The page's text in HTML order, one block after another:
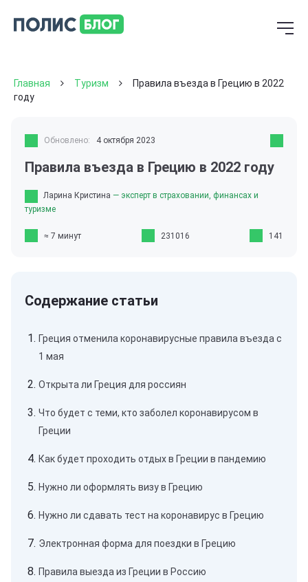
Главная Туризм
Правила въезда в Грецию в 2022
году
Обновлено: 4 октября 2023
Правила въезда в Грецию в 2022 году
Ларина Кристина — эксперт в страховании, финансах и
туризме
≈ 7 минут 231016 141
Греция отменила коронавирусные правила въезда с
1 мая
Открыта ли Греция для россиян
Что будет с теми, кто заболел коронавирусом в
Греции
Как будет проходить отдых в Греции в пандемию
Нужно ли оформлять визу в Грецию
Нужно ли сдавать тест на коронавирус в Грецию
Электронная форма для поездки в Грецию
Правила выезда из Греции в Россию